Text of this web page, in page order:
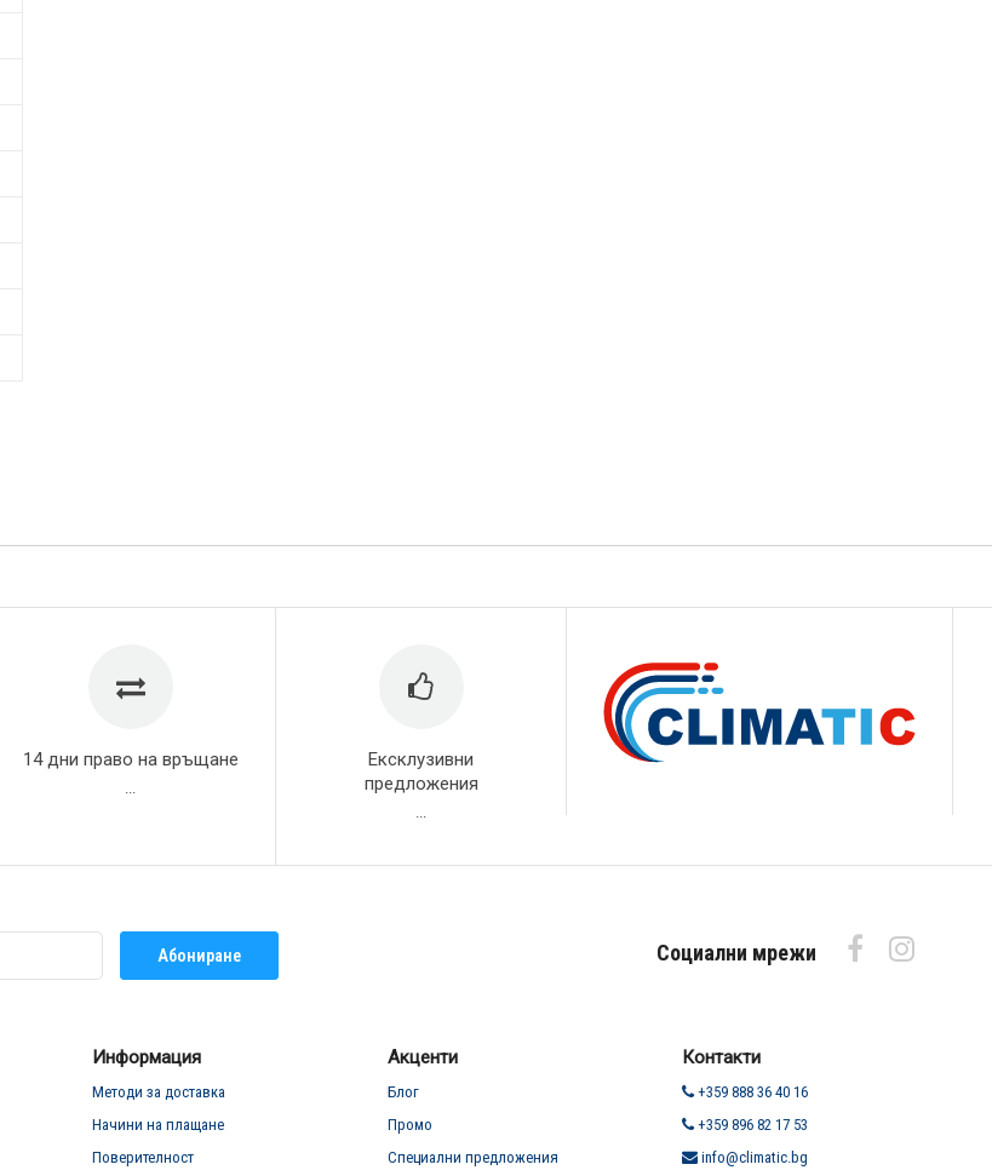
14 дни право на връщане
Ексклузивни
предложения
Абониране Социални мрежи
Информация
Методи за доставка
Начини на плащане
Поверителност
Акценти
Блог
Промо
Специални предложения
Контакти
+359 888 36 40 16
+359 896 82 17 53
info@climatic.bg